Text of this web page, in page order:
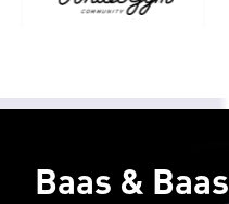
Baas & Baas